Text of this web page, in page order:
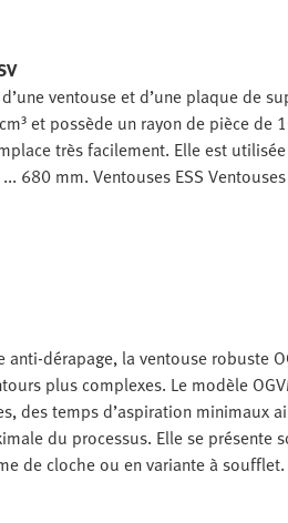
ventouse et d’une plaque de
et possède un rayon de pièce de
très facilement. Elle est
680 mm. Ventouses ESS Ventouses
anti-dérapage, la ventouse robuste
plus complexes. Le modèle
des temps d’aspiration minimaux
du processus. Elle se
de cloche ou en variante à soufflet.